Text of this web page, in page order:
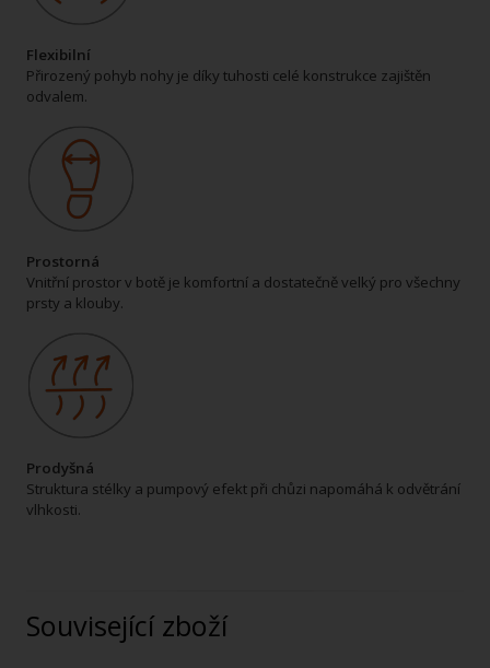
Flexibilní
Přirozený pohyb nohy je díky tuhosti celé konstrukce zajištěn
odvalem.
Prostorná
Vnitřní prostor v botě je komfortní a dostatečně velký pro všechny
prsty a klouby.
Prodyšná
Struktura stélky a pumpový efekt při chůzi napomáhá k odvětrání
vlhkosti.
Související zboží